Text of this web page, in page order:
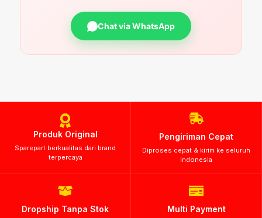
Chat via WhatsApp
Produk Original
Sparepart berkualitas dari brand
terpercaya
Pengiriman Cepat
Diproses cepat & kirim ke seluruh
Indonesia
Dropship Tanpa Stok Multi Payment